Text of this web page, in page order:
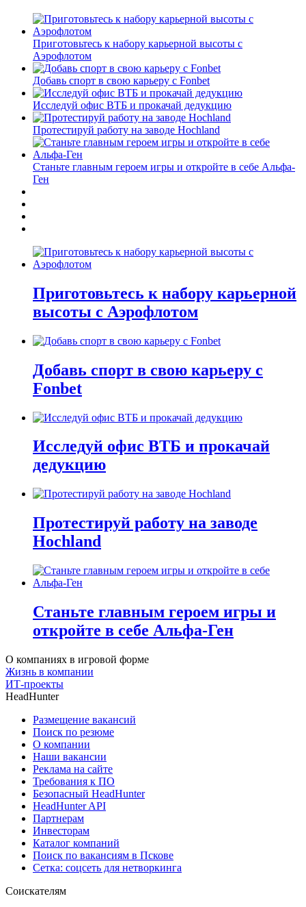
Приготовьтесь к набору карьерной высоты с
Аэрофлотом
Добавь спорт в свою карьеру с Fonbet
Исследуй офис ВТБ и прокачай дедукцию
Протестируй работу на заводе Hochland
Станьте главным героем игры и откройте в себе Альфа-
Ген
Приготовьтесь к набору карьерной
высоты с Аэрофлотом
Добавь спорт в свою карьеру с
Fonbet
Исследуй офис ВТБ и прокачай
дедукцию
Протестируй работу на заводе
Hochland
Станьте главным героем игры и
откройте в себе Альфа-Ген
О компаниях в игровой форме
Жизнь в компании
ИТ-проекты
HeadHunter
Размещение вакансий
Поиск по резюме
О компании
Наши вакансии
Реклама на сайте
Требования к ПО
Безопасный HeadHunter
HeadHunter API
Партнерам
Инвесторам
Каталог компаний
Поиск по вакансиям в Пскове
Сетка: соцсеть для нетворкинга
Соискателям